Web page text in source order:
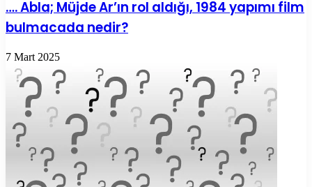
…. Abla; Müjde Ar’ın rol aldığı, 1984 yapımı film
bulmacada nedir?
7 Mart 2025